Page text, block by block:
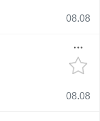
08.08
08.08